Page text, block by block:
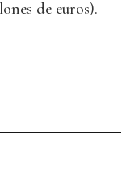
de euros).